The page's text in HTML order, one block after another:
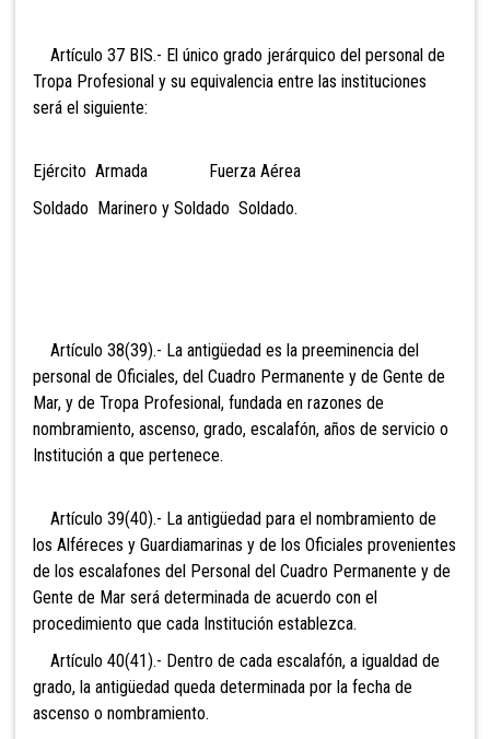
Artículo 37 BIS.- El único grado jerárquico del personal de
Tropa Profesional y su equivalencia entre las instituciones
será el siguiente:
Ejército Armada Fuerza Aérea
Soldado Marinero y Soldado Soldado.
Artículo 38(39).- La antigüedad es la preeminencia del
personal de Oficiales, del Cuadro Permanente y de Gente de
Mar, y de Tropa Profesional, fundada en razones de
nombramiento, ascenso, grado, escalafón, años de servicio o
Institución a que pertenece.
Artículo 39(40).- La antigüedad para el nombramiento de
los Alféreces y Guardiamarinas y de los Oficiales provenientes
de los escalafones del Personal del Cuadro Permanente y de
Gente de Mar será determinada de acuerdo con el
procedimiento que cada Institución establezca.
Artículo 40(41).- Dentro de cada escalafón, a igualdad de
grado, la antigüedad queda determinada por la fecha de
ascenso o nombramiento.